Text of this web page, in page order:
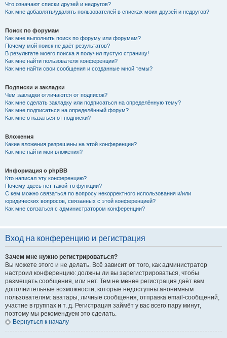
Что означают списки друзей и недругов?
Как мне добавлять/удалять пользователей в списках моих друзей и недругов?
Поиск по форумам
Как мне выполнить поиск по форуму или форумам?
Почему мой поиск не даёт результатов?
В результате моего поиска я получил пустую страницу!
Как мне найти пользователя конференции?
Как мне найти свои сообщения и созданные мной темы?
Подписки и закладки
Чем закладки отличаются от подписок?
Как мне сделать закладку или подписаться на определённую тему?
Как мне подписаться на определённый форум?
Как мне отказаться от подписки?
Вложения
Какие вложения разрешены на этой конференции?
Как мне найти мои вложения?
Информация о phpBB
Кто написал эту конференцию?
Почему здесь нет такой-то функции?
С кем можно связаться по вопросу некорректного использования и/или
юридических вопросов, связанных с этой конференцией?
Как мне связаться с администратором конференции?
Вход на конференцию и регистрация
Зачем мне нужно регистрироваться?
Вы можете этого и не делать. Всё зависит от того, как администратор
настроил конференцию: должны ли вы зарегистрироваться, чтобы
размещать сообщения, или нет. Тем не менее регистрация даёт вам
дополнительные возможности, которые недоступны анонимным
пользователям: аватары, личные сообщения, отправка email-сообщений,
участие в группах и т. д. Регистрация займёт у вас всего пару минут,
поэтому мы рекомендуем это сделать.
Вернуться к началу